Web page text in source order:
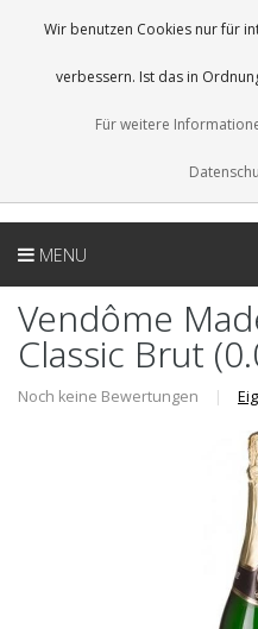
DE
MENU
Vendôme
Classic Brut
Noch keine Bewertungen |
Wir benutzen Cookies nur für
verbessern. Ist das in
Für weitere